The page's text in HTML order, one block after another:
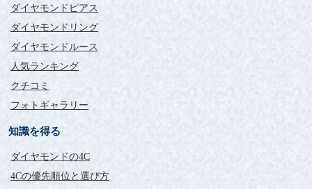
ダイヤモンドピアス
ダイヤモンドリング
ダイヤモンドルース
人気ランキング
クチコミ
フォトギャラリー
知識を得る
ダイヤモンドの4C
4Cの優先順位と選び方